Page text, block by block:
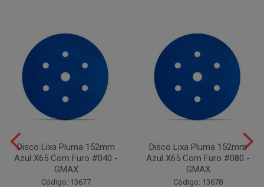
Disco Lixa Pluma 152mm
Azul X65 Com Furo #040 -
GMAX
Código: 13677
Disco Lixa Pluma 152mm
Azul X65 Com Furo #080 -
GMAX
Código: 13678